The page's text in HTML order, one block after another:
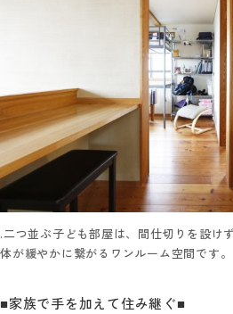
.二つ並ぶ子ども部屋は、間仕切りを設け
体が緩やかに繋がるワンルーム空間です。
■家族で手を加えて住み継ぐ■